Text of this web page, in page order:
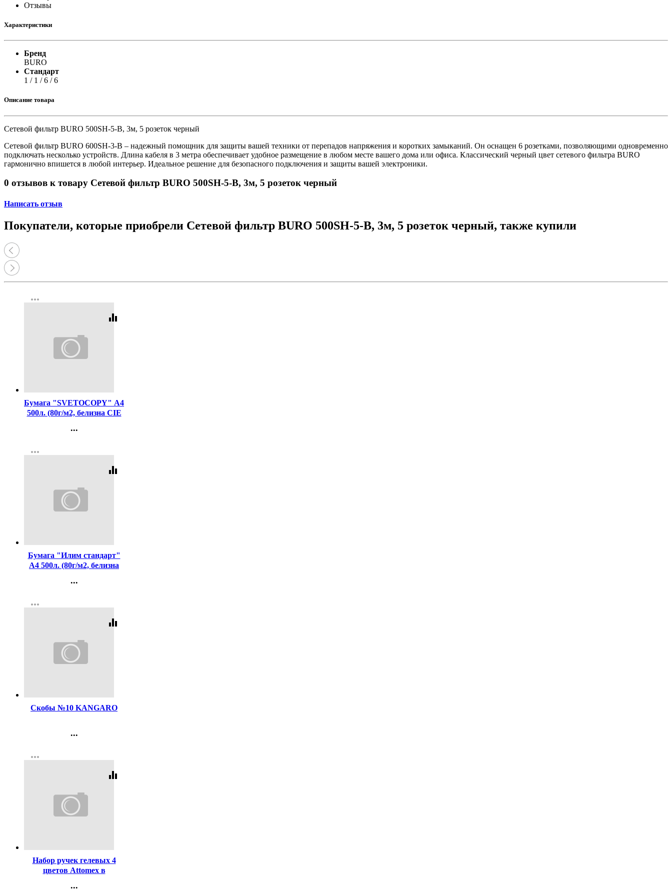
Отзывы
Характеристики
Бренд
BURO
Стандарт
1 / 1 / 6 / 6
Описание товара
Сетевой фильтр BURO 500SH-5-B, 3м, 5 розеток черный
Сетевой фильтр BURO 600SH-3-B – надежный помощник для защиты вашей техники от перепадов напряжения и коротких замыканий. Он оснащен 6 розетками, позволяющими одновременно
подключать несколько устройств. Длина кабеля в 3 метра обеспечивает удобное размещение в любом месте вашего дома или офиса. Классический черный цвет сетевого фильтра BURO
гармонично впишется в любой интерьер. Идеальное решение для безопасного подключения и защиты вашей электроники.
0 отзывов к товару Сетевой фильтр BURO 500SH-5-B, 3м, 5 розеток черный
Написать отзыв
Покупатели, которые приобрели Сетевой фильтр BURO 500SH-5-B, 3м, 5 розеток черный, также купили
more_horiz
equalizer
Бумага "SVETOCOPY" А4
500л. (80г/м2, белизна CIE
(Ст.5)
...
Регистрация
more_horiz
equalizer
Бумага "Илим стандарт"
А4 500л. (80г/м2, белизна
...
Регистрация
more_horiz
equalizer
Скобы №10 KANGARO
...
Регистрация
more_horiz
equalizer
Набор ручек гелевых 4
цветов Attomex в
резиновый грипп
...